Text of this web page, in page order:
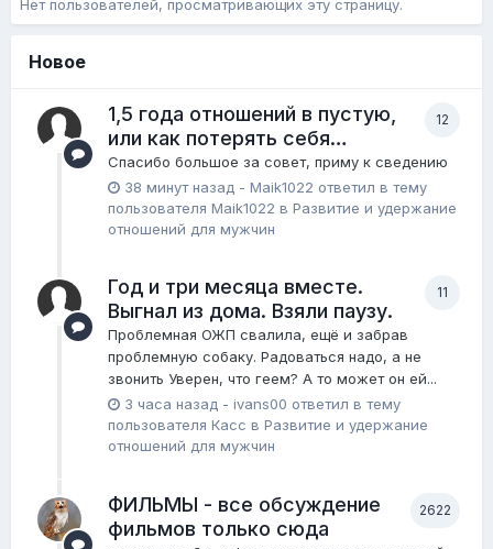
Нет пользователей, просматривающих эту страницу.
Новое
12
1,5 года отношений в пустую,
или как потерять себя…
Спасибо большое за совет, приму к сведению
38 минут назад - Maik1022 ответил в тему
пользователя Maik1022 в Pазвитие и удержание
отношений для мужчин
11
Год и три месяца вместе.
Выгнал из дома. Взяли паузу.
Проблемная ОЖП свалила, ещё и забрав
проблемную собаку. Радоваться надо, а не
звонить Уверен, что геем? А то может он ей...
3 часа назад - ivans00 ответил в тему
пользователя Касс в Pазвитие и удержание
отношений для мужчин
2622
ФИЛЬМЫ - все обсуждение
фильмов только сюда